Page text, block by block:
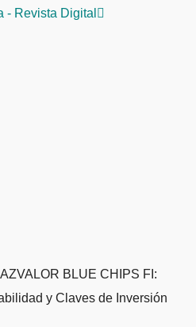
BLUE CHIPS FI:
y Claves de Inversión